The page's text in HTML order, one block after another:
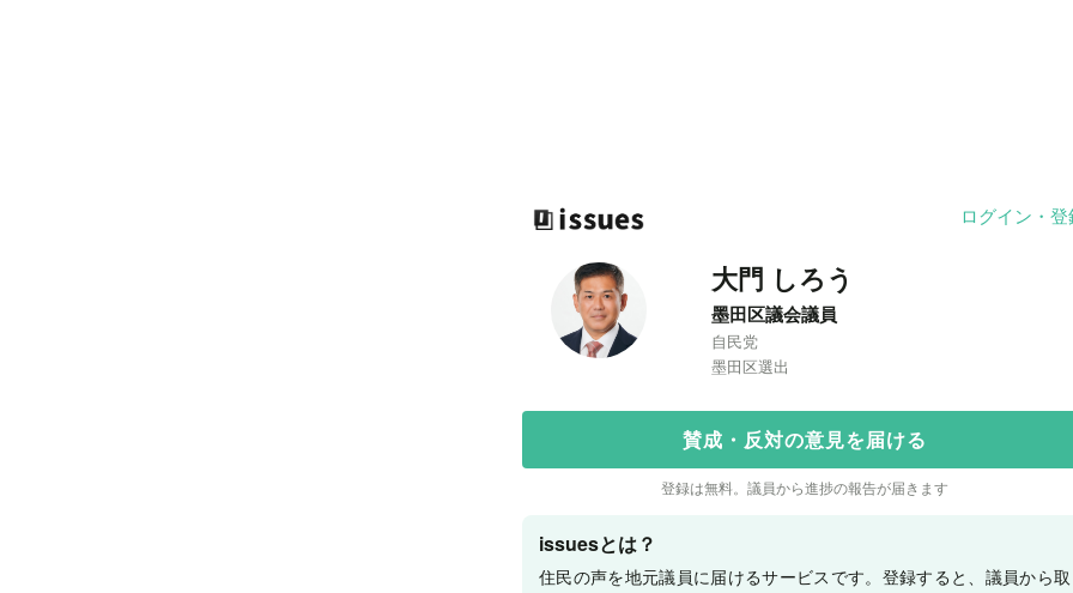
ログイン・登
大門 しろう
墨田区議会議員
自民党
墨田区選出
賛成・反対の意見を届ける
登録は無料。議員から進捗の報告が届きます
issuesとは？
住民の声を地元議員に届けるサービスです。登録すると、議員から取